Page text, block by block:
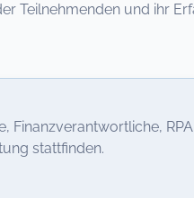
Teilnehmenden und ihr
Finanzverantwortliche, RPA
stattfinden.